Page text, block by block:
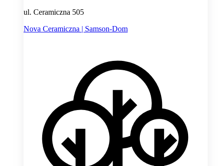
ul. Ceramiczna 505
Nova Ceramiczna | Samson-Dom